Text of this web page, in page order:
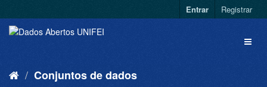
Entrar Registrar
Conjuntos de dados